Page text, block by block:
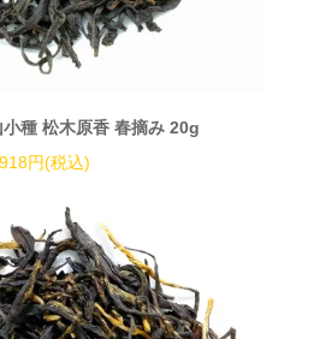
種 松木原香 春摘み 20g
918円(税込)